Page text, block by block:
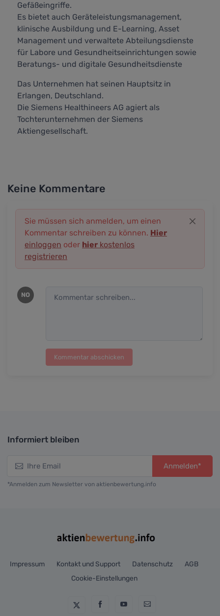
Gefäßeingriffe.
Es bietet auch Geräteleistungsmanagement,
klinische Ausbildung und E-Learning, Asset
Management und verwaltete Abteilungsdienste
für Labore und Gesundheitseinrichtungen sowie
Beratungs- und digitale Gesundheitsdienste
Das Unternehmen hat seinen Hauptsitz in
Erlangen, Deutschland.
Die Siemens Healthineers AG agiert als
Tochterunternehmen der Siemens
Aktiengesellschaft.
Keine Kommentare
Sie müssen sich anmelden, um einen
Kommentar schreiben zu können. Hier
einloggen oder hier kostenlos
registrieren
NO
Kommentar abschicken
Informiert bleiben
Anmelden*
*Anmelden zum Newsletter von aktienbewertung.info
Impressum Kontakt und Support Datenschutz
AGB
Cookie-Einstellungen